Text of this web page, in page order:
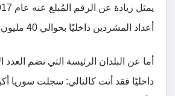
أعداد المشردين داخليًا بحوالي 40 مليون شخص.
أما عن البلدان الرئيسة التي تضم
داخليًا فقد أتت كالتالي: سجلت سوريا